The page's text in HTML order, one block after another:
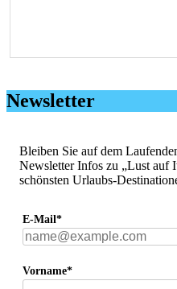
Newsletter
Bleiben Sie auf dem
Newsletter Infos zu „Lust auf
schönsten Urlaubs-
E-Mail*
Vorname*